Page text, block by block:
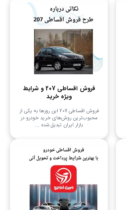
فروش اقساطی 207 و شرایط
ویژه خرید
فروش اقساطی 207 این روزها به یکی از
محبوب‌ترین روش‌های خرید خودرو در
بازار ایران تبدیل شده ...